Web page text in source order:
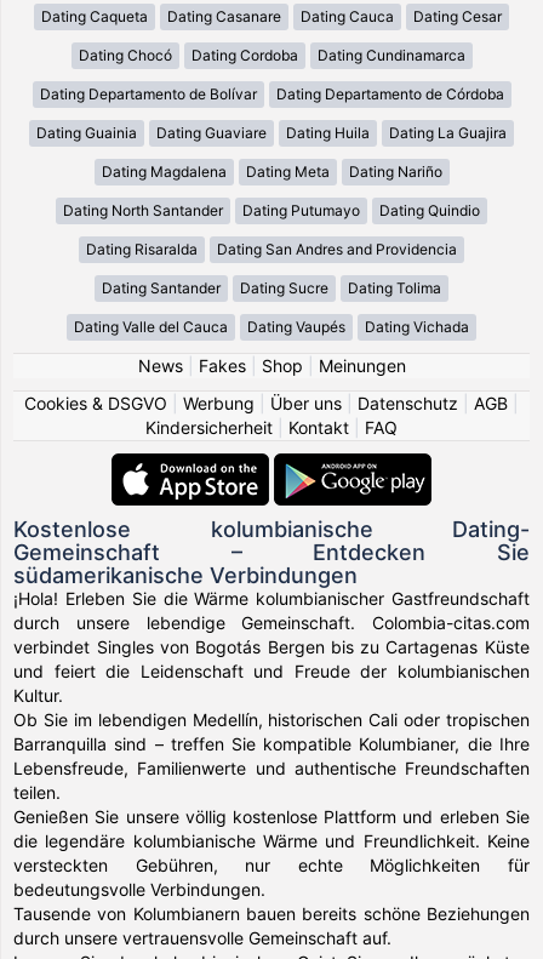
Dating Caqueta Dating Casanare Dating Cauca Dating Cesar
Dating Chocó Dating Cordoba Dating Cundinamarca
Dating Departamento de Bolívar Dating Departamento de Córdoba
Dating Guainia Dating Guaviare Dating Huila Dating La Guajira
Dating Magdalena Dating Meta Dating Nariño
Dating North Santander Dating Putumayo Dating Quindio
Dating Risaralda Dating San Andres and Providencia
Dating Santander Dating Sucre Dating Tolima
Dating Valle del Cauca Dating Vaupés Dating Vichada
News| Fakes| Shop
Meinungen
Cookies & DSGVO
Werbung Über uns Datenschutz AGB
Kindersicherheit
Kontakt FAQ
Kostenlose kolumbianische Dating-
Gemeinschaft – Entdecken Sie
südamerikanische Verbindungen
¡Hola! Erleben Sie die Wärme kolumbianischer Gastfreundschaft
durch unsere lebendige Gemeinschaft. Colombia-citas.com
verbindet Singles von Bogotás Bergen bis zu Cartagenas Küste
und feiert die Leidenschaft und Freude der kolumbianischen
Kultur.
Ob Sie im lebendigen Medellín, historischen Cali oder tropischen
Barranquilla sind – treffen Sie kompatible Kolumbianer, die Ihre
Lebensfreude, Familienwerte und authentische Freundschaften
teilen.
Genießen Sie unsere völlig kostenlose Plattform und erleben Sie
die legendäre kolumbianische Wärme und Freundlichkeit. Keine
versteckten Gebühren, nur echte Möglichkeiten für
bedeutungsvolle Verbindungen.
Tausende von Kolumbianern bauen bereits schöne Beziehungen
durch unsere vertrauensvolle Gemeinschaft auf.